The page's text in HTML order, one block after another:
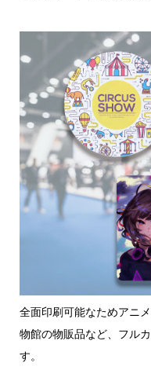
全面印刷可能なためアニ
物館の物販品など、フル
す。